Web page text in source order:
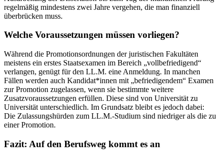
regelmäßig mindestens zwei Jahre vergehen, die man finanziell
überbrücken muss.
Welche Voraussetzungen müssen vorliegen?
Während die Promotionsordnungen der juristischen Fakultäten
meistens ein erstes Staatsexamen im Bereich „vollbefriedigend“
verlangen, genügt für den LL.M. eine Anmeldung. In manchen
Fällen werden auch Kandidat*innen mit „befriedigendem“ Examen
zur Promotion zugelassen, wenn sie bestimmte weitere
Zusatzvoraussetzungen erfüllen. Diese sind von Universität zu
Universität unterschiedlich. Im Grundsatz bleibt es jedoch dabei:
Die Zulassungshürden zum LL.M.-Studium sind niedriger als die zu
einer Promotion.
Fazit: Auf den Berufsweg kommt es an